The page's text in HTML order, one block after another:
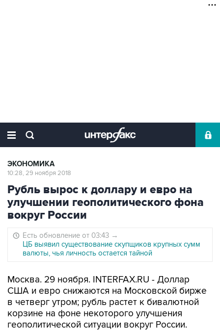
ЭКОНОМИКА
10:28, 29 ноября 2018
Рубль вырос к доллару и евро на
улучшении геополитического фона
вокруг России
Есть обновление от 03:43 →
ЦБ выявил существование скупщиков крупных сумм
валюты, чья личность остается тайной
Москва. 29 ноября. INTERFAX.RU - Доллар
США и евро снижаются на Московской бирже
в четверг утром; рубль растет к бивалютной
корзине на фоне некоторого улучшения
геополитической ситуации вокруг России.